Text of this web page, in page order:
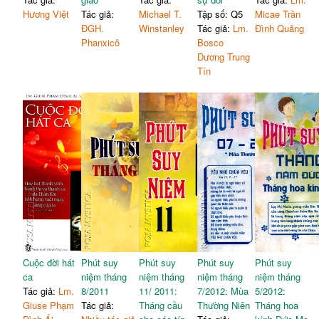
Hương Việt
Tác giả:
ĐGH.
Phanxicô
Michael T.
Winstanley
Tập số: Q5
Tác giả: Lm.
Bosco
Dương Trung
Tín
Micae Trần
Đình Quảng
Cuộc đời hát
ca
Tác giả: Lm.
Giuse Phạm
Phút suy
niệm tháng
8/2011
Tác giả:
Phút suy
niệm tháng
11/ 2011:
Tháng cầu
Phút suy
niệm tháng
7/2012: Mùa
Thường Niên
Phút suy
niệm tháng
5/2012:
Tháng hoa